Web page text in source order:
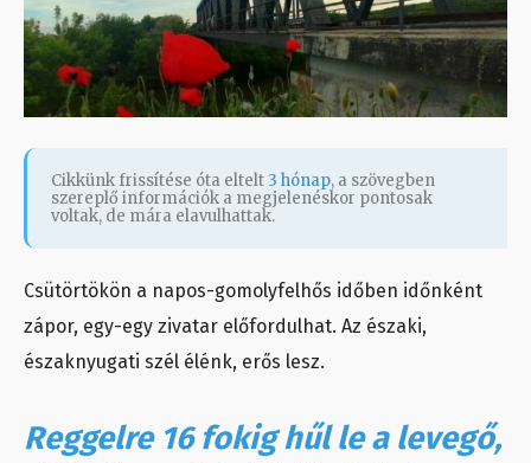
Cikkünk frissítése óta eltelt 3 hónap, a szövegben
szereplő információk a megjelenéskor pontosak
voltak, de mára elavulhattak.
Csütörtökön a napos-gomolyfelhős időben időnként
zápor, egy-egy zivatar előfordulhat. Az északi,
északnyugati szél élénk, erős lesz.
Reggelre 16 fokig hűl le a levegő,